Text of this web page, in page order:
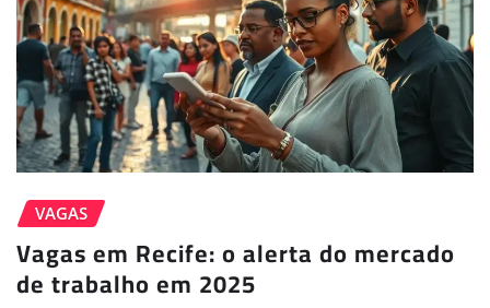
VAGAS
Vagas em Recife: o alerta do mercado
de trabalho em 2025